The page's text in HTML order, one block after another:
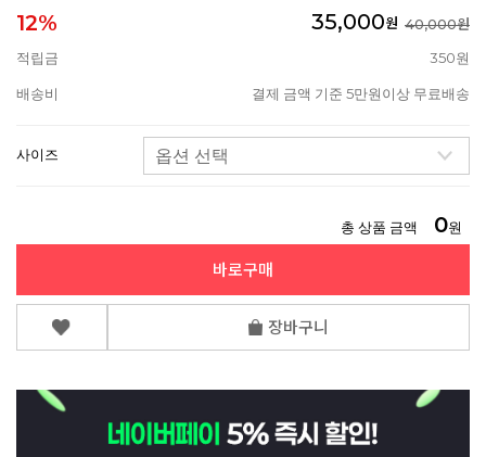
12% 35,000원 40,000원
적립금
350원
배송비 결제 금액 기준 5만원이상 무료배송
사이즈
총 상품 금액 0원
바로구매
장바구니